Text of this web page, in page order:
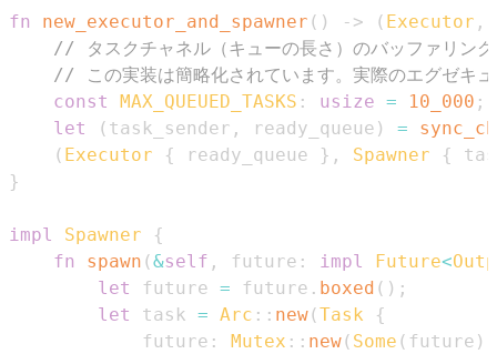
fn new_executor_and_spawner ( ) -> ( Executor ,
// タスクチャネル（キューの長さ）のバッファリン
// この実装は簡略化されています。実際のエグゼキ
const
MAX_QUEUED_TASKS : usize = 10_000 ;
let
( task_sender , ready_queue ) =
( Executor { ready_queue } , Spawner {
}
impl Spawner
{
fn
spawn (&self , future : impl Future<
let
future = future . boxed ( ) ;
let
task = Arc :: new(Task
{
            future
: Mutex :: new( Some ( future )